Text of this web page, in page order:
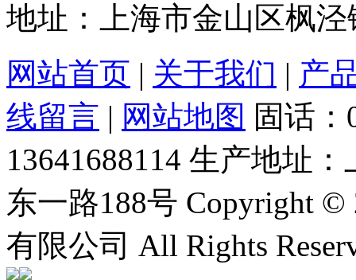
地址：上海市金山区枫
网站首页 | 关于我们 | 产
线留言 | 网站地图 固话
13641688114 生产地址：
东一路188号 Copyright ©
有限公司 All Rights